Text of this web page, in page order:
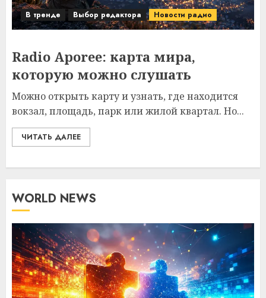
В тренде Выбор редактора Новости радио
Radio Aporee: карта мира,
которую можно слушать
Можно открыть карту и узнать, где находится
вокзал, площадь, парк или жилой квартал. Но...
ЧИТАТЬ ДАЛЕЕ
WORLD NEWS